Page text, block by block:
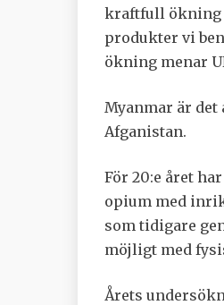
kraftfull ökning
produkter vi
ökning menar
Myanmar är
Afganistan.
För 20:e året har
opium med
som tidigare
möjligt med
Årets